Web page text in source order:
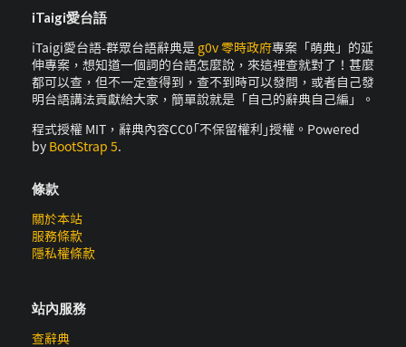
iTaigi愛台語
iTaigi愛台語-群眾台語辭典是 g0v 零時政府專案「萌典」的延
伸專案，想知道一個詞的台語怎麼說，來這裡查就對了！甚麼
都可以查，但不一定查得到，查不到時可以發問，或者自己發
明台語講法貢獻給大家，簡單說就是「自己的辭典自己編」。
程式授權 MIT，辭典內容CC0｢不保留權利｣授權。Powered
by BootStrap 5.
條款
關於本站
服務條款
隱私權條款
站內服務
查辭典